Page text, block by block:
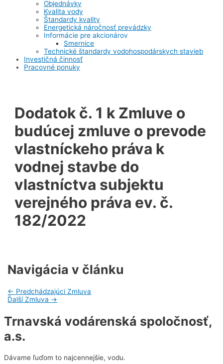
Objednávky
Kvalita vody
Štandardy kvality
Energetická náročnosť prevádzky
Informácie pre akcionárov
Smernice
Technické štandardy vodohospodárskych stavieb
Investičná činnosť
Pracovné ponuky
Dodatok č. 1 k Zmluve o
budúcej zmluve o prevode
vlastníckeho práva k
vodnej stavbe do
vlastníctva subjektu
verejného práva ev. č.
182/2022
Navigácia v článku
← Predchádzajúci Zmluva
Ďalší Zmluva →
Trnavská vodárenská spoločnosť,
a.s.
Dávame ľuďom to najcennejšie, vodu.